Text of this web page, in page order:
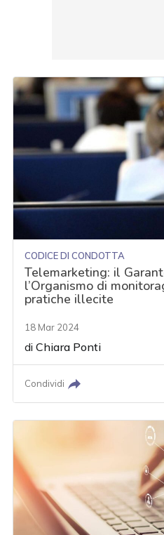
CODICE DI CONDOTTA
Telemarketing: il
l’Organismo di
pratiche illecite
18 Mar 2024
diChiara Ponti
Condividi